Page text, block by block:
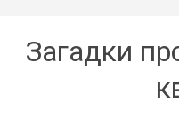
Загадки